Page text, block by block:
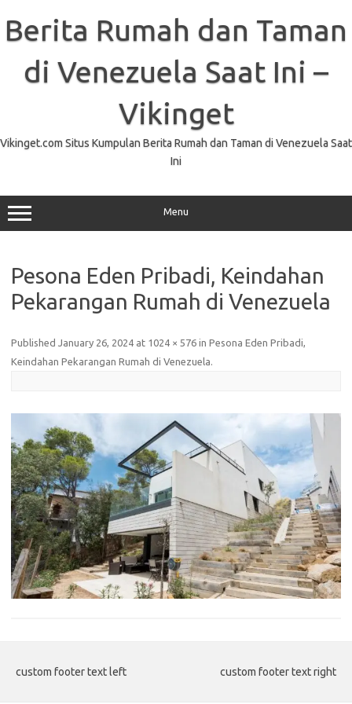
content
Berita Rumah dan Taman
di Venezuela Saat Ini –
Vikinget
Vikinget.com Situs Kumpulan Berita Rumah dan Taman di Venezuela Saat
Ini
Menu
Pesona Eden Pribadi, Keindahan
Pekarangan Rumah di Venezuela
Published January 26, 2024 at 1024 × 576 in Pesona Eden Pribadi,
Keindahan Pekarangan Rumah di Venezuela.
custom footer text left custom footer text right